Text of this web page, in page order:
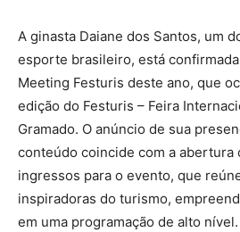
A ginasta Daiane dos Santos, um
esporte brasileiro, está
Meeting Festuris deste ano, que
edição do Festuris – Feira
Gramado. O anúncio de sua
conteúdo coincide com a abertura
ingressos para o evento, que
inspiradoras do turismo,
em uma programação de alto nível.